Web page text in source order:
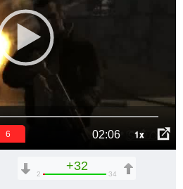
02:06 1x
6
+32
2 34